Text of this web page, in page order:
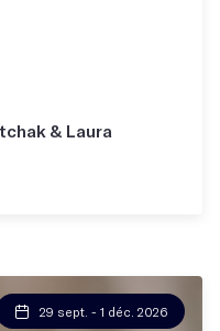
& Laura
29 sept. - 1 déc. 2026